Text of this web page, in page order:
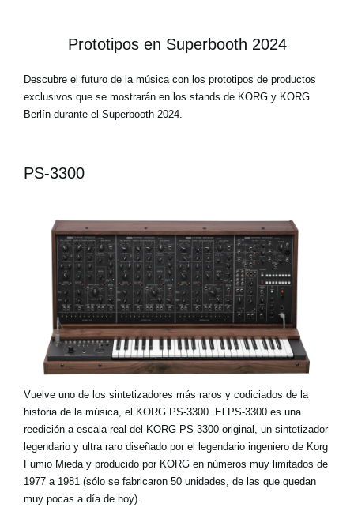
Prototipos en Superbooth 2024
Descubre el futuro de la música con los prototipos de productos
exclusivos que se mostrarán en los stands de KORG y KORG
Berlín durante el Superbooth 2024.
PS-3300
Vuelve uno de los sintetizadores más raros y codiciados de la
historia de la música, el KORG PS-3300. El PS-3300 es una
reedición a escala real del KORG PS-3300 original, un sintetizador
legendario y ultra raro diseñado por el legendario ingeniero de Korg
Fumio Mieda y producido por KORG en números muy limitados de
1977 a 1981 (sólo se fabricaron 50 unidades, de las que quedan
muy pocas a día de hoy).